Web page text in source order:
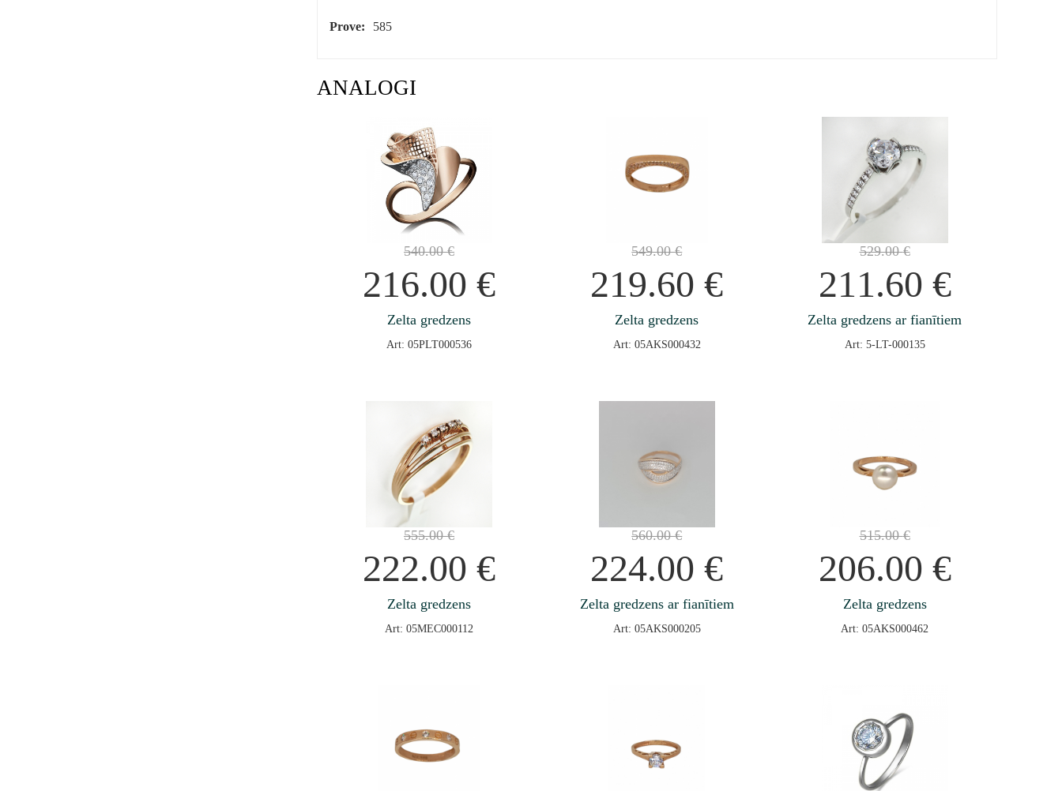
Prove: 585
ANALOGI
540.00€
216.00€
Zelta gredzens
Art: 05PLT000536
549.00€
219.60€
Zelta gredzens
Art: 05AKS000432
529.00€
211.60 €
Zelta gredzens ar fianītiem
Art: 5-LT-000135
555.00€
222.00€
Zelta gredzens
Art: 05MEC000112
560.00€
224.00€
Zelta gredzens ar fianītiem
Art: 05AKS000205
515.00€
206.00 €
Zelta gredzens
Art: 05AKS000462